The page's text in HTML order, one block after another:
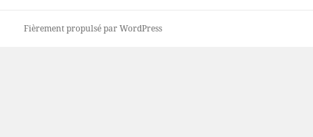
Fièrement propulsé par WordPress